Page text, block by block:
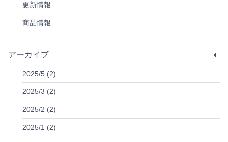
更新情報
商品情報
アーカイブ
2025/5 (2)
2025/3 (2)
2025/2 (2)
2025/1 (2)